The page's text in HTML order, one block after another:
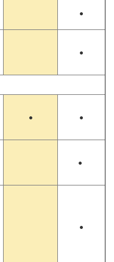
•
•
• •
•
•